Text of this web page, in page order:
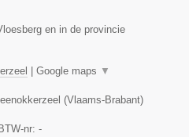
en in de provincie
| Google maps ▼
(Vlaams-Brabant)
BTW-nr: -